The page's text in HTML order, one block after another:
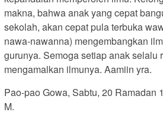
makna, bahwa anak yang cepat
sekolah, akan cepat pula terbuka
nawa-nawanna) mengembangkan
gurunya. Semoga setiap anak selalu
mengamalkan ilmunya. Aamiin yra.
Pao-pao Gowa, Sabtu, 20 Ramadan
M.